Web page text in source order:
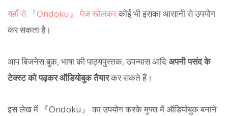
यहाँ से 『Ondoku』 पेज खोलकरकोई भी इसका आसानी से उपयोग
कर सकता है।
आप बिजनेस बुक, भाषा की पाठ्यपुस्तक, उपन्यास आदिअपनी पसंद के
टेक्स्ट को पढ़कर ऑडियोबुक तैयारकर सकते हैं।
इस लेख में 『Ondoku』 का उपयोग करके मुफ्त में ऑडियोबुक बनाने